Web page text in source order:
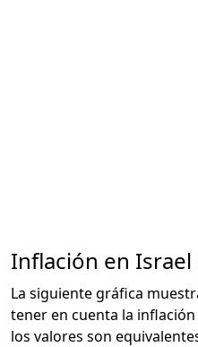
Inflación en Israel
La siguiente gráfica
tener en cuenta la inflación
los valores son